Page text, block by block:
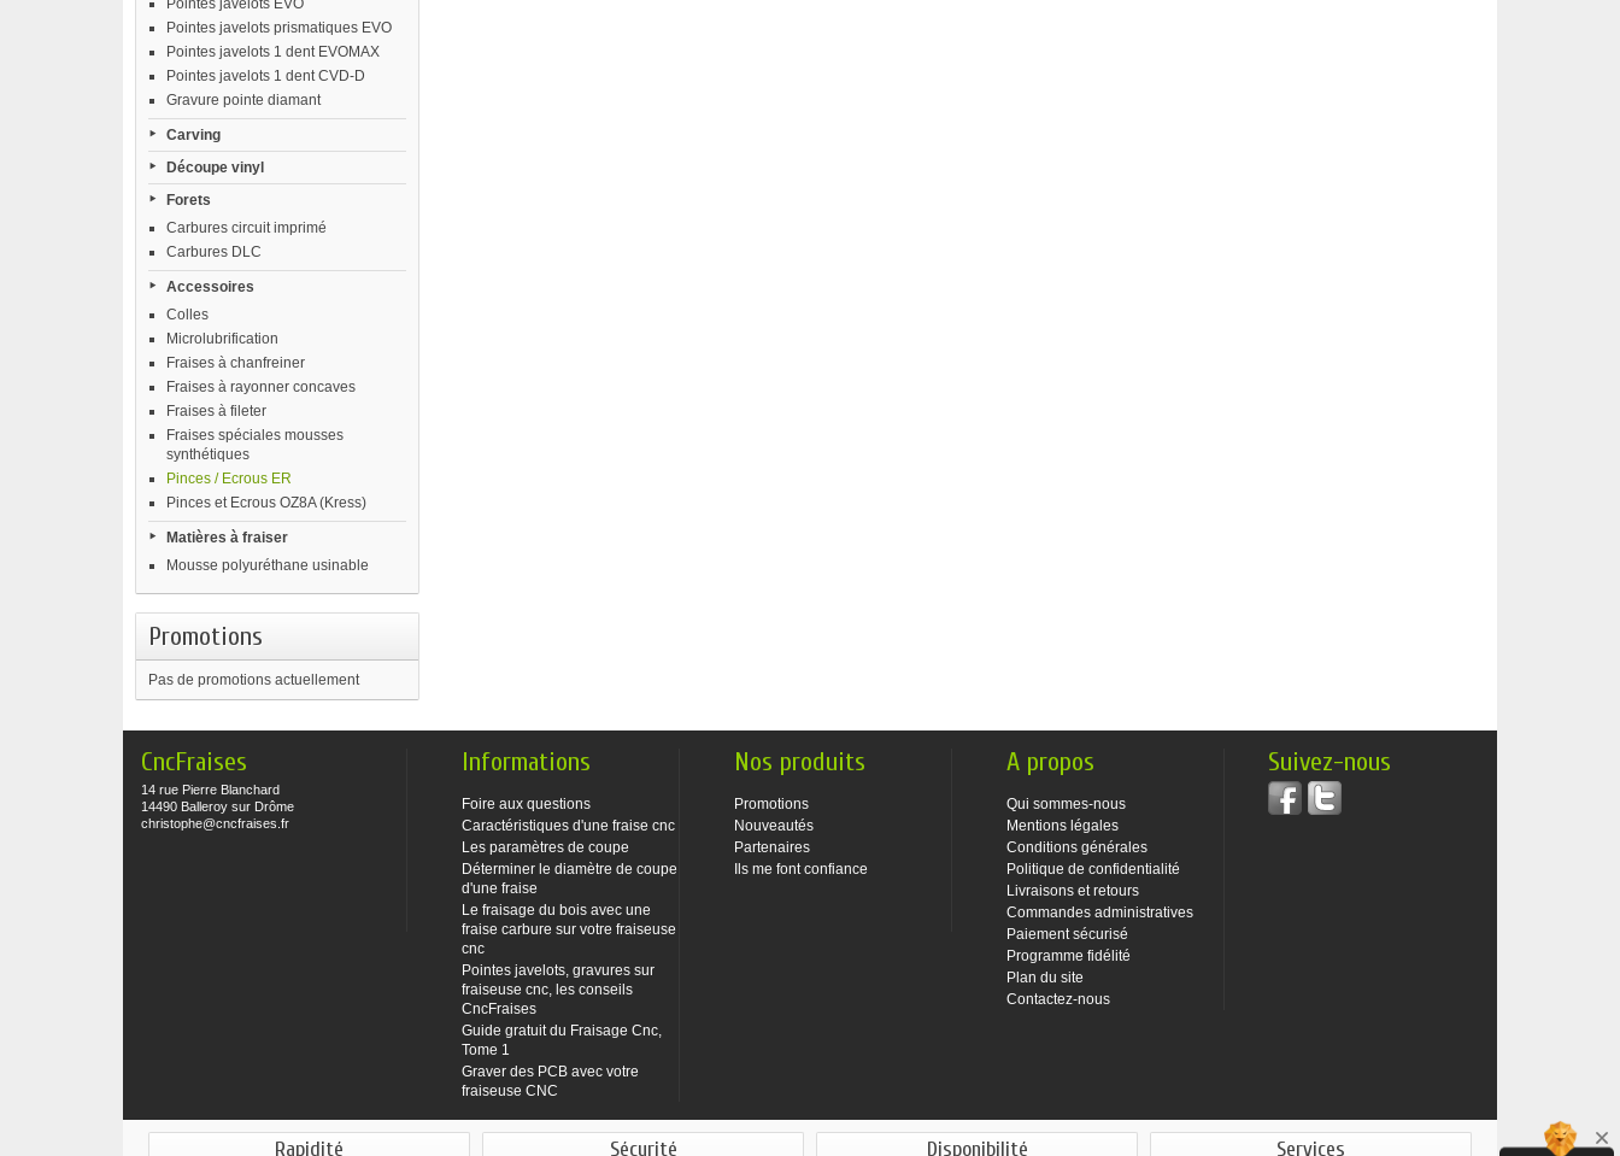
Pointes javelots EVO
Pointes javelots prismatiques EVO
Pointes javelots 1 dent EVOMAX
Pointes javelots 1 dent CVD-D
Gravure pointe diamant
Carving
Découpe vinyl
Forets
Carbures circuit imprimé
Carbures DLC
Accessoires
Colles
Microlubrification
Fraises à chanfreiner
Fraises à rayonner concaves
Fraises à fileter
Fraises spéciales mousses
synthétiques
Pinces / Ecrous ER
Pinces et Ecrous OZ8A (Kress)
Matières à fraiser
Mousse polyuréthane usinable
Promotions
Pas de promotions actuellement
CncFraises
14 rue Pierre Blanchard
14490 Balleroy sur Drôme
christophe@cncfraises.fr
Informations
Foire aux questions
Caractéristiques d'une fraise cnc
Les paramètres de coupe
Déterminer le diamètre de coupe
d'une fraise
Le fraisage du bois avec une
fraise carbure sur votre fraiseuse
cnc
Pointes javelots, gravures sur
fraiseuse cnc, les conseils
CncFraises
Guide gratuit du Fraisage Cnc,
Tome 1
Graver des PCB avec votre
fraiseuse CNC
Nos produits
Promotions
Nouveautés
Partenaires
Ils me font confiance
A propos
Qui sommes-nous
Mentions légales
Conditions générales
Politique de confidentialité
Livraisons et retours
Commandes administratives
Paiement sécurisé
Programme fidélité
Plan du site
Contactez-nous
Suivez-nous
Rapidité Sécurité Disponibilité Services